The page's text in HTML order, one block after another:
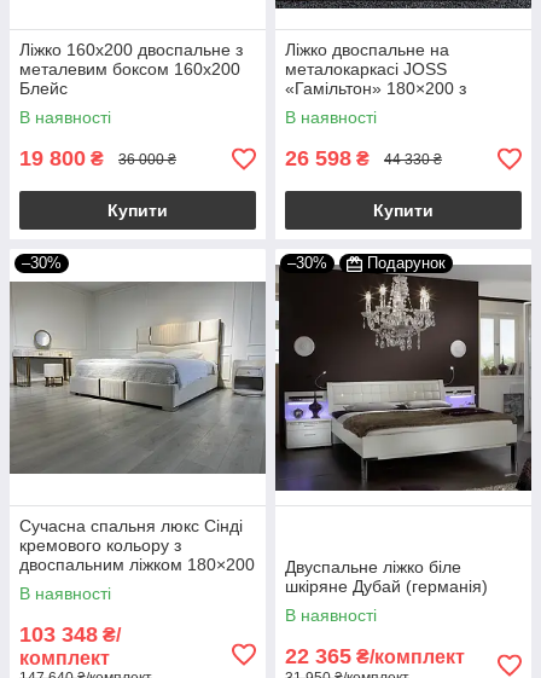
Ліжко 160х200 двоспальне з
металевим боксом 160х200
Блейс
В наявності
19 800 ₴ 36 000 ₴
Купити
Ліжко двоспальне на
металокаркасі JOSS
«Гамільтон» 180×200 з
підйомним механізмом, колір
капучино
В наявності
26 598 ₴ 44 330 ₴
Купити
–30%
Сучасна спальня люкс Сінді
кремового кольору з
двоспальним ліжком 180×200
см, м'яким узголів'ям і
металевими елементами
В наявності
103 348 ₴/
комплект
–30% Подарунок
Двуспальне ліжко біле
шкіряне Дубай (германія)
В наявності
22 365 ₴/комплект